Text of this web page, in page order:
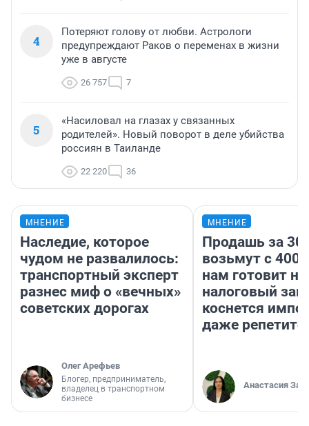
4
Потеряют голову от любви. Астрологи
предупреждают Раков о переменах в жизни
уже в августе
26 757 7
5
«Насиловал на глазах у связанных
родителей». Новый поворот в деле убийства
россиян в Таиланде
22 220 36
МНЕНИЕ
Наследие, которое
чудом не развалилось:
транспортный эксперт
разнес миф о «вечных»
советских дорогах
Олег Арефьев
Блогер, предприниматель,
владелец в транспортном
бизнесе
МНЕНИЕ
Продашь за
возьмут с
нам готовит
налоговый
коснется
даже
Анастасия